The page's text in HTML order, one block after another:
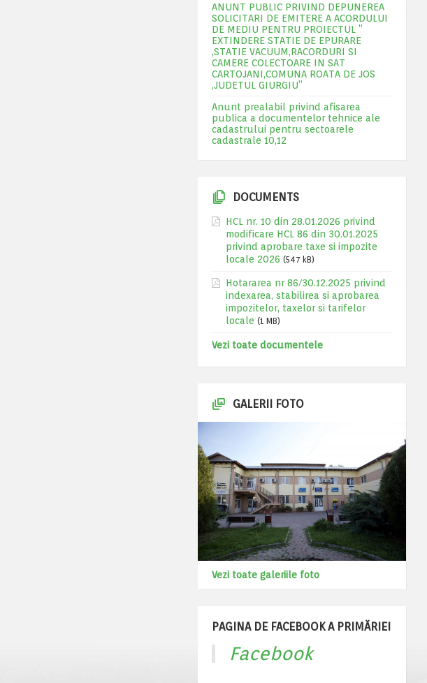
ANUNT PUBLIC PRIVIND DEPUNEREA
SOLICITARI DE EMITERE A ACORDULUI
DE MEDIU PENTRU PROIECTUL ”
EXTINDERE STATIE DE EPURARE
,STATIE VACUUM,RACORDURI SI
CAMERE COLECTOARE IN SAT
CARTOJANI,COMUNA ROATA DE JOS
,JUDETUL GIURGIU”
Anunt prealabil privind afisarea
publica a documentelor tehnice ale
cadastrului pentru sectoarele
cadastrale 10,12
DOCUMENTS
HCL nr. 10 din 28.01.2026 privind
modificare HCL 86 din 30.01.2025
privind aprobare taxe si impozite
locale 2026 (547 kB)
Hotararea nr 86/30.12.2025 privind
indexarea, stabilirea si aprobarea
impozitelor, taxelor si tarifelor
locale (1 MB)
Vezi toate documentele
GALERII FOTO
Vezi toate galeriile foto
PAGINA DE FACEBOOK A PRIMĂRIEI
Facebook